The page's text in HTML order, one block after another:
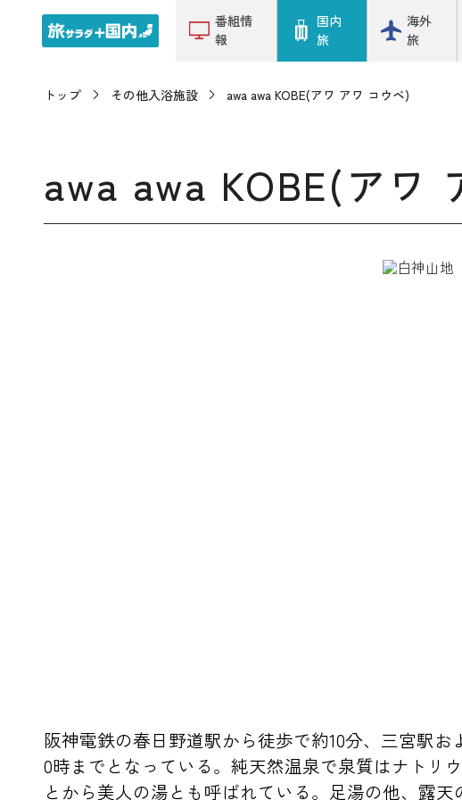
番組情
報
国内
旅
海外
旅
トップ その他入浴施設 awa awa KOBE(アワ アワ コウベ)
awa awa KOBE(アワ
阪神電鉄の春日野道駅から徒歩で約10分、三宮駅
0時までとなっている。純天然温泉で泉質はナトリ
とから美人の湯とも呼ばれている。足湯の他、露